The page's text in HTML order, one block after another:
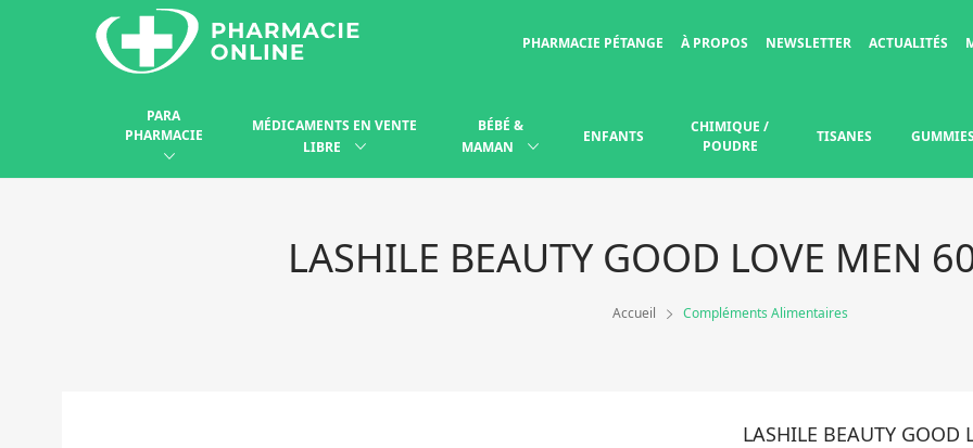
PHARMACIE PÉTANGE À PROPOS NEWSLETTER ACTUALITÉS
PARA
PHARMACIE
MÉDICAMENTS EN VENTE
LIBRE
BÉBÉ &
MAMAN
ENFANTS
CHIMIQUE /
POUDRE
TISANES GUMMIES
LASHILE BEAUTY GOOD LOVE MEN
Accueil Compléments Alimentaires
LASHILE BEAUTY GOOD